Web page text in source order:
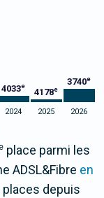
4033e
4178e
3740e
2024 2025 2026
place parmi les
ADSL&Fibre en
places depuis